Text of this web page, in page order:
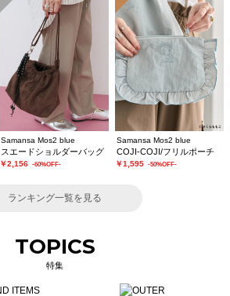
Samansa Mos2 blue
スエードショルダーバッグ
￥2,156 -60%OFF-
Samansa Mos2 blue
COJI-COJI/フリルポーチ
￥1,595 -50%OFF-
ランキング一覧を見る
TOPICS
特集